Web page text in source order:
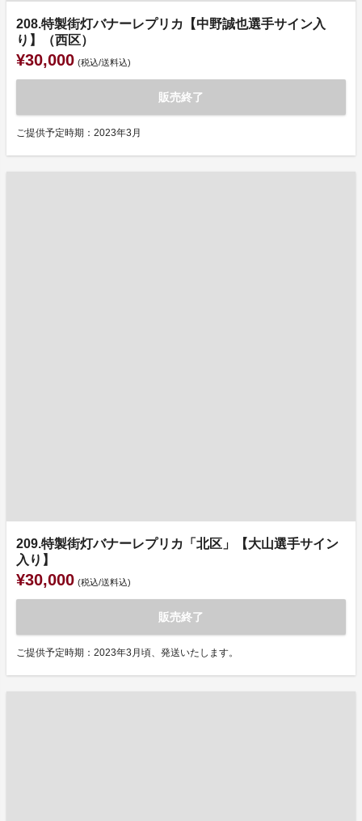
208.特製街灯バナーレプリカ【中野誠也選手サイン入
り】（西区）
¥30,000 (税込/送料込)
販売終了
ご提供予定時期：2023年3月
209.特製街灯バナーレプリカ「北区」【大山選手サイン
入り】
¥30,000 (税込/送料込)
販売終了
ご提供予定時期：2023年3月頃、発送いたします。